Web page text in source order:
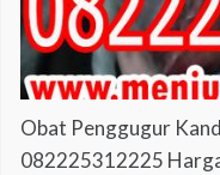
Obat Penggugur
082225312225